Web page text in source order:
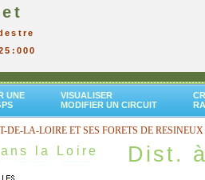
UNE
VISUALISER
MODIFIER UN CIRCUIT
DE-LA-LOIRE ET SES FORETS DE RESINEUX
la Loire Dist.